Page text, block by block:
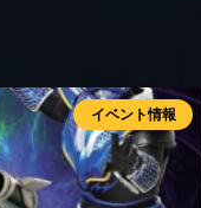
イベント情報